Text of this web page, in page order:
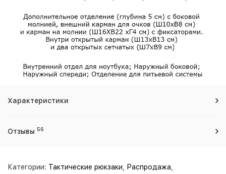
Характеристики
Отзывы 56
Категории: Тактические рюкзаки Распродажа